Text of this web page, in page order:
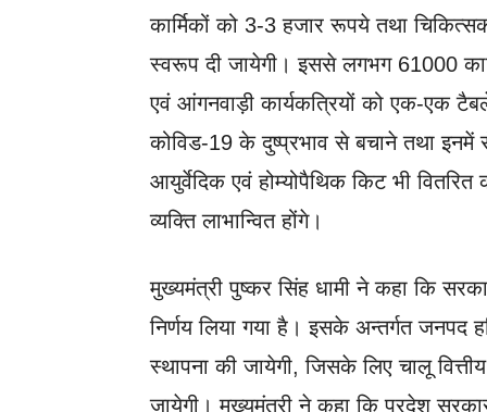
कार्मिकों को 3-3 हजार रूपये तथा
स्वरूप दी जायेगी। इससे लगभग 61000
एवं आंगनवाड़ी कार्यकत्रियों को एक-एक
कोविड-19 के दुष्प्रभाव से बचाने तथा इनमें
आयुर्वेदिक एवं होम्योपैथिक किट भी
व्यक्ति लाभान्वित होंगे।
मुख्यमंत्री पुष्कर सिंह धामी ने कहा कि
निर्णय लिया गया है। इसके अन्तर्गत जनपद
स्थापना की जायेगी, जिसके लिए चालू
जायेगी। मुख्यमंत्री ने कहा कि प्रदेश